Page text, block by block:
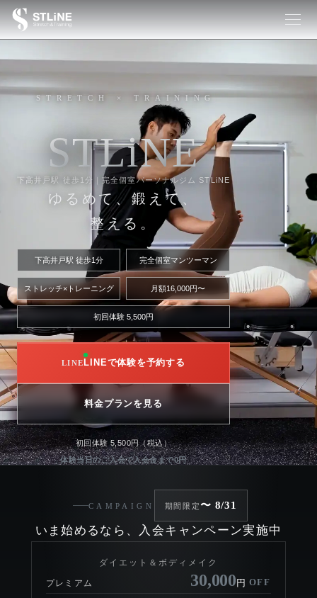
STRETCH × TRAINING
STLiNE
下高井戸駅 徒歩1分｜完全個室パーソナルジム STLiNE
ゆるめて、鍛えて、
整える。
下高井戸駅 徒歩1分 完全個室マンツーマン
ストレッチ×トレーニング 月額16,000円〜
初回体験 5,500円
LINEで体験を予約する
料金プランを見る
初回体験 5,500円（税込）
体験当日のご入会で入会金まで0円
CAMPAIGN 期間限定〜 8/31
いま始めるなら、入会キャンペーン実施中
ダイエット＆ボディメイク
プレミアム 30,000 円 OFF